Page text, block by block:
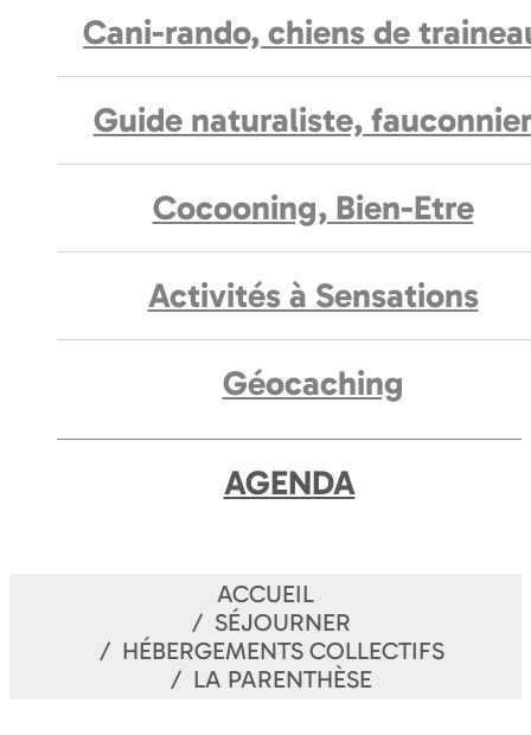
Cani-rando, chiens de
Guide naturaliste,
Cocooning, Bien-Etre
Activités à Sensations
Géocaching
AGENDA
ACCUEIL
SÉJOURNER
HÉBERGEMENTS COLLECTIFS
LA PARENTHÈSE